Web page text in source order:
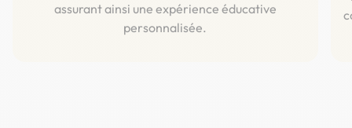
assurant ainsi une expérience éducative
personnalisée.